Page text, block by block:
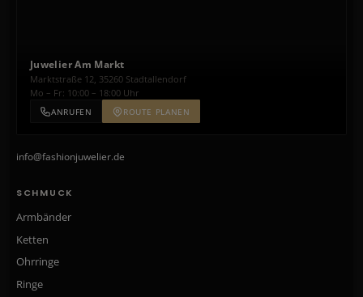
Juwelier Am Markt
Marktstraße 12, 35260 Stadtallendorf
Mo – Fr: 10:00 – 18:00 Uhr
ANRUFEN ROUTE PLANEN
info@fashionjuwelier.de
SCHMUCK
Armbänder
Ketten
Ohrringe
Ringe